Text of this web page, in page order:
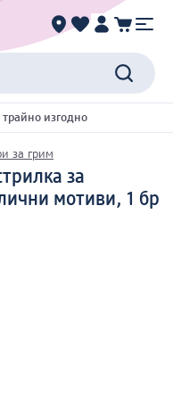
трайно изгодно
за грим
за
мотиви, 1 бр